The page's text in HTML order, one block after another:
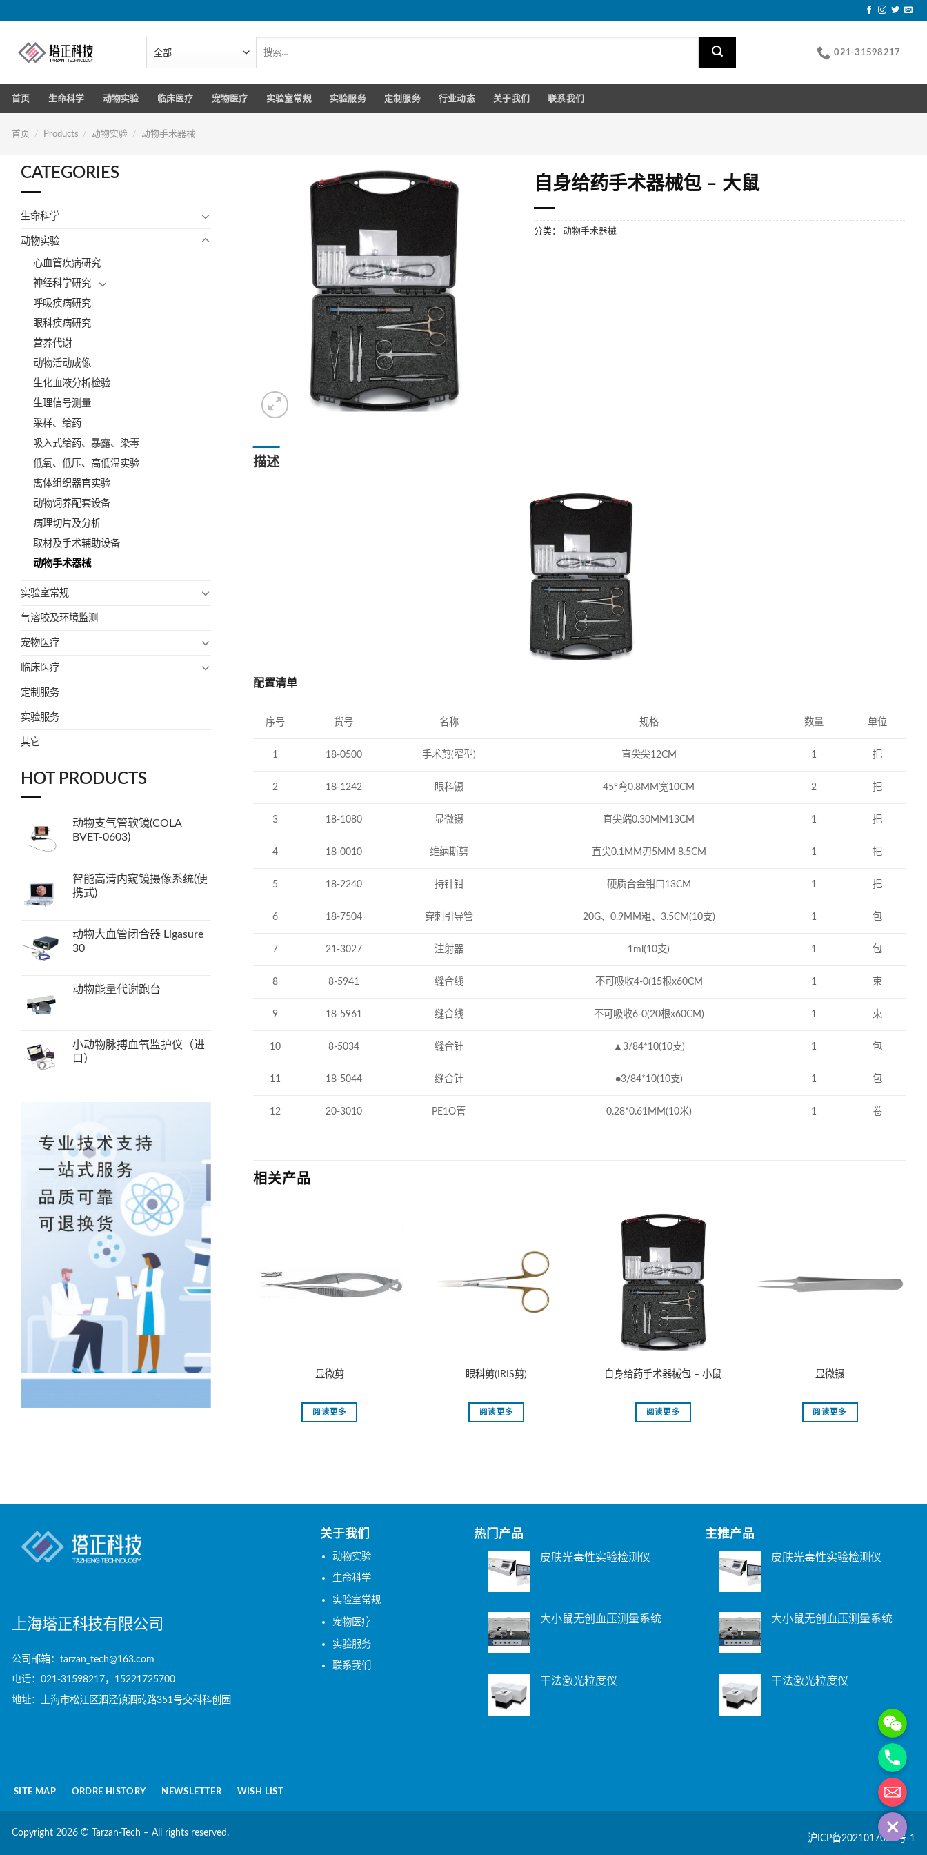
索：
021-31598217
首页 生命科学 动物实验 临床医疗 宠物医疗 实验室常规 实验服务 定制服务 行业动态 关于我们 联系我们
首页 / Products / 动物实验 / 动物手术器械
CATEGORIES
生命科学
动物实验
心血管疾病研究
神经科学研究
呼吸疾病研究
眼科疾病研究
营养代谢
动物活动成像
生化血液分析检验
生理信号测量
采样、给药
吸入式给药、暴露、染毒
低氧、低压、高低温实验
离体组织器官实验
动物饲养配套设备
病理切片及分析
取材及手术辅助设备
动物手术器械
实验室常规
气溶胶及环境监测
宠物医疗
临床医疗
定制服务
实验服务
其它
HOT PRODUCTS
动物支气管软镜(COLA
BVET-0603)
智能高清内窥镜摄像系统(便
携式)
动物大血管闭合器 Ligasure
30
动物能量代谢跑台
小动物脉搏血氧监护仪（进
口）
自身给药手术器械包 – 大鼠
分类：动物手术器械
描述
配置清单
序号 货号 名称 规格 数量 单位
1 18-0500 手术剪(窄型) 直尖尖12CM 1 把
2 18-1242 眼科镊 45°弯0.8MM宽10CM 2 把
3 18-1080 显微镊 直尖端0.30MM13CM 1 把
4 18-0010 维纳斯剪 直尖0.1MM刃5MM 8.5CM 1 把
5 18-2240 持针钳 硬质合金钳口13CM 1 把
6 18-7504 穿刺引导管 20G、0.9MM粗、3.5CM(10支) 1 包
7 21-3027 注射器 1ml(10支) 1 包
8 8-5941 缝合线 不可吸收4-0(15根x60CM 1 束
9 18-5961 缝合线 不可吸收6-0(20根x60CM) 1 束
10 8-5034 缝合针 ▲3/84*10(10支) 1 包
11 18-5044 缝合针 ●3/84*10(10支) 1 包
12 20-3010 PE1O管 0.28*0.61MM(10米) 1 卷
相关产品
显微剪
阅读更多
眼科剪(IRIS剪)
阅读更多
自身给药手术器械包 – 小鼠
阅读更多
显微镊
阅读更多
器械包 碳纤显微镊
上海塔正科技有限公司
公司邮箱：tarzan_tech@163.com
电话：021-31598217，15221725700
地址：上海市松江区泗泾镇泗砖路351号交科科创园
关于我们
动物实验
生命科学
实验室常规
宠物医疗
实验服务
联系我们
热门产品
皮肤光毒性实验检测仪
大小鼠无创血压测量系统
干法激光粒度仪
主推产品
皮肤光毒性实验检测仪
大小鼠无创血压测量系统
干法激光粒度仪
SITE MAP ORDRE HISTORY NEWSLETTER WISH LIST
沪ICP备2021017028号-1
Copyright 2026 © Tarzan-Tech – All rights reserved.
WeChat:
Phone
电子邮箱地址